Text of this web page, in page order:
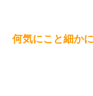
何気にこと細か